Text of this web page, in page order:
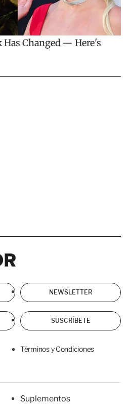
NEWSLETTER
SUSCRÍBETE
Términos y Condiciones
Suplementos